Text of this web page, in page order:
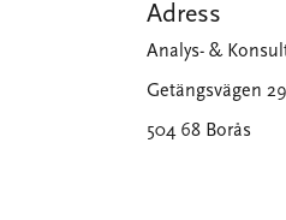
Adress
Analys- &
Getängsvägen
504 68 Borås